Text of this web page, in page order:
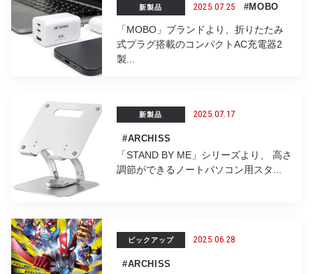
新製品 2025.07.25 #MOBO
「MOBO」ブランドより、折りたたみ
式プラグ搭載のコンパクトAC充電器2
製...
新製品 2025.07.17
#ARCHISS
「STAND BY ME」シリーズより、 高さ
調節ができるノートパソコン用スタ...
ピックアップ 2025.06.28
#ARCHISS